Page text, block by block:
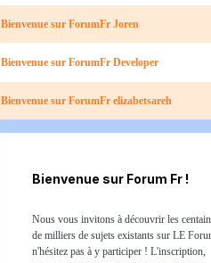
Bienvenue sur ForumFr Joren
Bienvenue sur ForumFr Developer
Bienvenue sur ForumFr elizabetsareh
Bienvenue sur Forum Fr !
Nous vous invitons à découvrir les
de milliers de sujets existants sur LE
n'hésitez pas à y participer ! L'inscription,